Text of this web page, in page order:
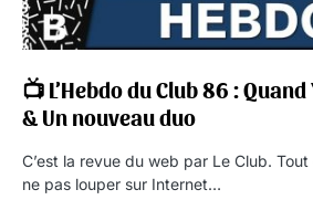
📺 L’Hebdo du Club 86 :
& Un nouveau duo
C’est la revue du web par Le Club.
ne pas louper sur Internet…